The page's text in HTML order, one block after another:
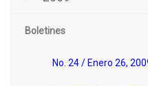
Boletines
No. 24 / Enero 26,